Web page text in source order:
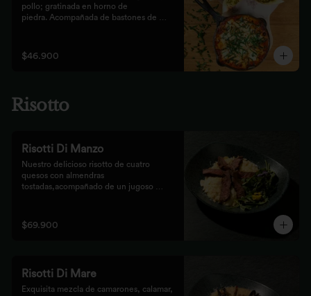
pollo; gratinada en horno de
piedra. Acompañada de bastones de
$46.900
Risotto
Risotti Di Manzo
Nuestro delicioso risotto de cuatro
quesos con almendras
tostadas,acompañado de un jugoso
$69.900
Risotti Di Mare
Exquisita mezcla de camarones, calamar,